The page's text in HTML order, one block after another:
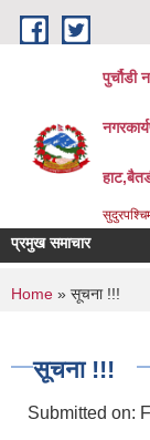
Skip to main content
पुर्चौडी
प्रमुख समाचार
You are
Home » सूचना !!!
सूचना !!!
Submitted on: